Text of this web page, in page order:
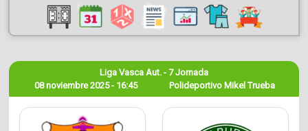
08 noviembre 2025 - 16:45
Liga Vasca Aut. - 7 Jornada
Polideportivo Mikel Trueba